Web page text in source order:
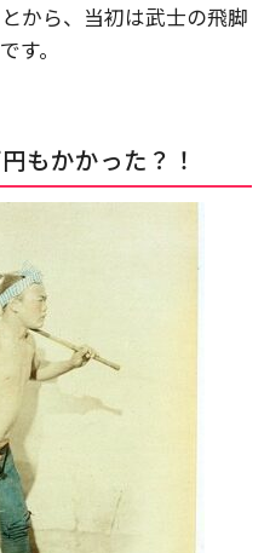
から、当初は武士の飛脚
す。
もかかった？！